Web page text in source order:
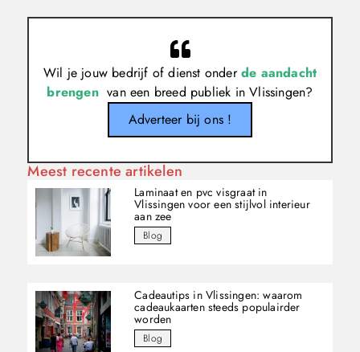
Wil je jouw bedrijf of dienst onderde aandacht
brengenvan een breed publiek in Vlissingen?
Adverteer bij ons !
Meest recente artikelen
Laminaat en pvc visgraat in
Vlissingen voor een stijlvol interieur
aan zee
Blog
Cadeautips in Vlissingen: waarom
cadeaukaarten steeds populairder
worden
Blog